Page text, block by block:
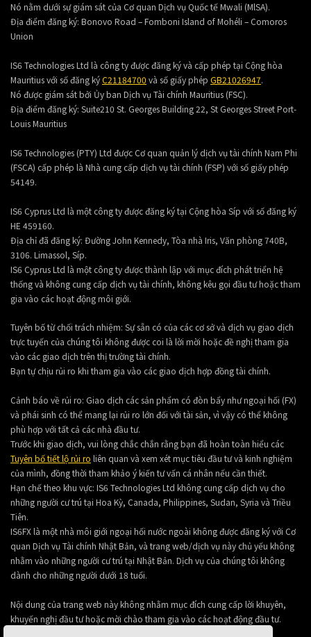
Nó nằm dưới sự giám sát của Cơ quan Dịch vụ Quốc tế Mwali (MlSA).
Địa điểm đăng ký: Bonovo Road – Fomboni Island of Mohéli – Comoros
Union
IS6 Technologies Ltd là công ty được đăng ký và cấp phép tại Cộng hòa
Mauritius với số đăng kýC21184700 và số giấy phép GB21026947.
Nó được giám sát bởi Ủy ban Dịch vụ Tài chính Mauritius (FSC).
Địa điểm đăng ký: Suite210 St. Georges Building 22, St Georges Street Port-
Louis Mauritius
IS6 Technologies (PTY) Ltd được Cơ quan quản lý dịch vụ tài chính Nam Phi
(FSCA) cấp phép là Nhà cung cấp dịch vụ tài chính (FSP) với số giấy phép
54149.
IS6 Cyprus Ltd là một công ty được đăng ký tại Cộng hòa Síp với số đăng ký
HE 459160.
Địa chỉ đã đăng ký: Đường John Kennedy, Tòa nhà Iris, Văn phòng 740B,
3106. Limassol, Síp.
IS6 Cyprus Ltd là một công ty được thành lập với mục đích phát triển hệ
thống và không cung cấp dịch vụ tài chính, không kêu gọi đầu tư hoặc tham
gia vào các hoạt động môi giới.
Tuyên bố từ chối trách nhiệm: Sự sẵn có của các cơ sở và dịch vụ giao dịch
trực tuyến của chúng tôi không được coi là lời mời hoặc đề nghị tham gia
vào các giao dịch trên thị trường tài chính.
Bạn tự chịu rủi ro khi tham gia vào các giao dịch hợp đồng tài chính.
Cảnh báo về rủi ro: Giao dịch các sản phẩm có đòn bẩy như ngoại hối (FX)
và phái sinh có thể mang lại rủi ro lớn đối với tài sản, vì vậy có thể không
phù hợp với tất cả các nhà đầu tư.
Trước khi giao dịch, vui lòng chắc chắn rằng bạn đã hoàn toàn hiểu các
Tuyên bố tiết lộ rủi ro liên quan và xem xét mục tiêu đầu tư và kinh nghiệm
của mình, đồng thời tham khảo ý kiến tư vấn cá nhân nếu cần thiết.
Hạn chế theo khu vực: IS6 Technologies Ltd không cung cấp dịch vụ cho
những người cư trú tại Hoa Kỳ, Canada, Philippines, Sudan, Syria và Triều
Tiên.
IS6FX là một nhà môi giới ngoại hối nước ngoài không được đăng ký với Cơ
quan Dịch vụ Tài chính Nhật Bản, và trang web/dịch vụ này chủ yếu không
nhằm vào những người cư trú tại Nhật Bản. Dịch vụ của chúng tôi không
dành cho những người dưới 18 tuổi.
Nội dung của trang web này không nhằm mục đích cung cấp lời khuyên,
khuyến nghị đầu tư hoặc mời chào tham gia vào các hoạt động đầu tư.